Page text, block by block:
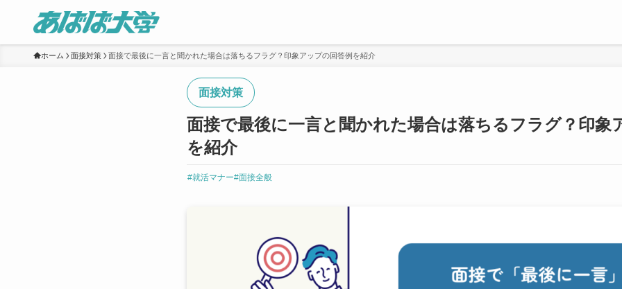
ホーム 面接対策 面接で最後に一言と聞かれた場合は落ちるフラグ？印象アップの回答例を紹介
面接対策
面接で最後に一言と聞かれた場合は落ちるフラグ？印象
を紹介
#就活マナー#面接全般